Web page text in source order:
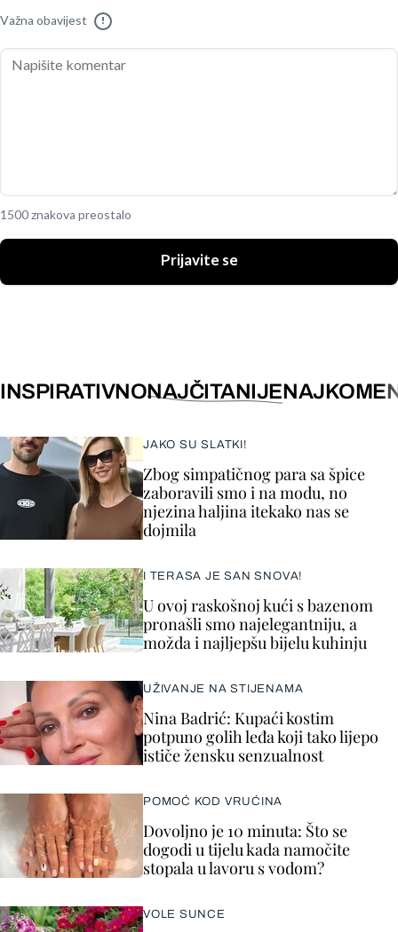
Važna obavijest !
1500 znakova preostalo
Prijavite se
INSPIRATIVNONAJČITANIJE
JAKO SU SLATKI!
Zbog simpatičnog para sa špice
zaboravili smo i na modu, no
njezina haljina itekako nas se
dojmila
I TERASA JE SAN SNOVA!
U ovoj raskošnoj kući s bazenom
pronašli smo najelegantniju, a
možda i najljepšu bijelu kuhinju
UŽIVANJE NA STIJENAMA
Nina Badrić: Kupaći kostim
potpuno golih leđa koji tako lijepo
ističe žensku senzualnost
POMOĆ KOD VRUĆINA
Dovoljno je 10 minuta: Što se
dogodi u tijelu kada namočite
stopala u lavoru s vodom?
VOLE SUNCE